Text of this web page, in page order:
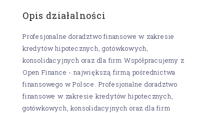
Opis działalności
Profesjonalne doradztwo finansowe w zakresie
kredytów hipotecznych, gotówkowych,
konsolidacyjnych oraz dla firm Współpracujemy z
Open Finance - największą firmą pośrednictwa
finansowego w Polsce. Profesjonalne doradztwo
finansowe w zakresie kredytów hipotecznych,
gotówkowych, konsolidacyjnych oraz dla firm